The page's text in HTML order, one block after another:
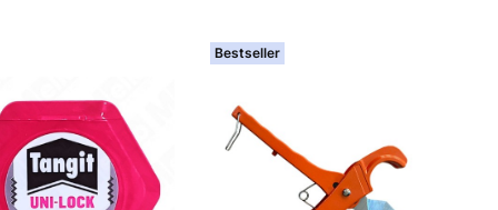
Bestseller